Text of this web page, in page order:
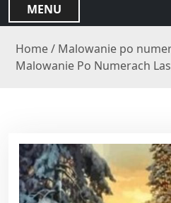
MENU
Home/ Malowanie po
Malowanie Po Numerach